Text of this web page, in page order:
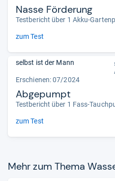
Nasse Förderung
Testbericht über 1 Akku-
zum Test
selbst ist der Mann
Erschienen: 07/2024
Abgepumpt
Testbericht über 1 Fass-
zum Test
Mehr zum Thema